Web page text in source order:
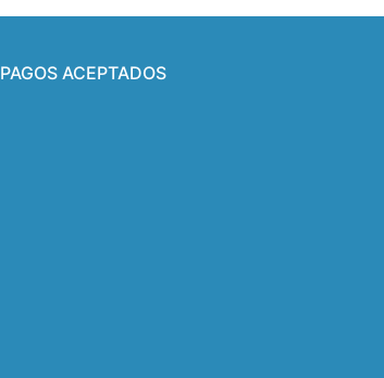
PAGOS ACEPTADOS